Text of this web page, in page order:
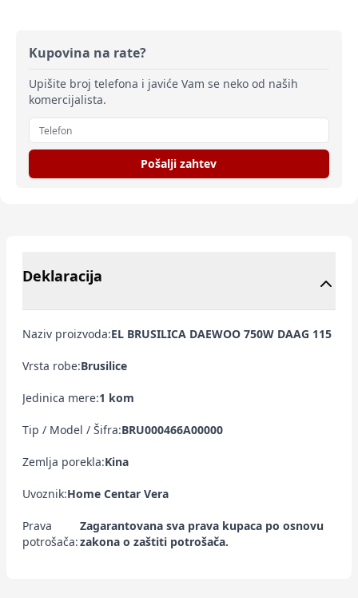
Kupovina na rate?
Upišite broj telefona i javiće Vam se neko od naših
komercijalista.
Pošalji zahtev
Deklaracija
Naziv proizvoda:EL BRUSILICA DAEWOO 750W DAAG 115
Vrsta robe:Brusilice
Jedinica mere:1 kom
Tip / Model / Šifra:BRU000466A00000
Zemlja porekla:Kina
Uvoznik:Home Centar Vera
Prava
potrošača:
Zagarantovana sva prava kupaca po osnovu
zakona o zaštiti potrošača.